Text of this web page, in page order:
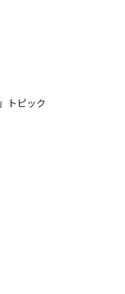
トピック